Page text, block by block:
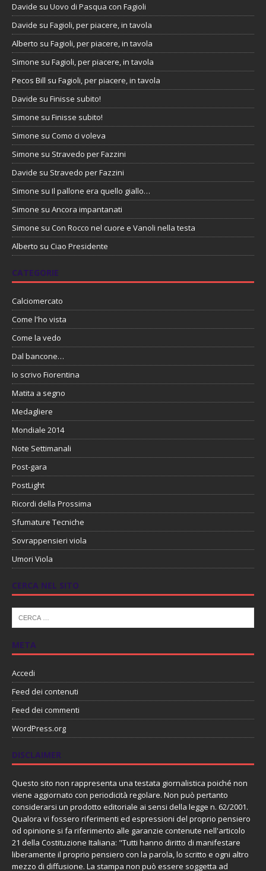
Davide su Uovo di Pasqua con Fagioli
Davide su Fagioli, per piacere, in tavola
Alberto su Fagioli, per piacere, in tavola
Simone su Fagioli, per piacere, in tavola
Pecos Bill su Fagioli, per piacere, in tavola
Davide su Finisse subito!
Simone su Finisse subito!
Simone su Como ci voleva
Simone su Stravedo per Fazzini
Davide su Stravedo per Fazzini
Simone su Il pallone era quello giallo…
Simone su Ancora impantanati
Simone su Con Rocco nel cuore e Vanoli nella testa
Alberto su Ciao Presidente
CATEGORIE
Calciomercato
Come l'ho vista
Come la vedo
Dal bancone…
Io scrivo Fiorentina
Matita a segno
Medagliere
Mondiale 2014
Note Settimanali
Post-gara
PostLight
Ricordi della Prossima
Sfumature Tecniche
Sovrappensieri viola
Umori Viola
CERCA NEL SITO
META
Accedi
Feed dei contenuti
Feed dei commenti
WordPress.org
DISCLAIMER
Questo sito non rappresenta una testata giornalistica poiché non
viene aggiornato con periodicità regolare. Non può pertanto
considerarsi un prodotto editoriale ai sensi della legge n. 62/2001.
Qualora vi fossero riferimenti ed espressioni del proprio pensiero
od opinione si fa riferimento alle garanzie contenute nell'articolo
21 della Costituzione Italiana: "Tutti hanno diritto di manifestare
liberamente il proprio pensiero con la parola, lo scritto e ogni altro
mezzo di diffusione. La stampa non può essere soggetta ad